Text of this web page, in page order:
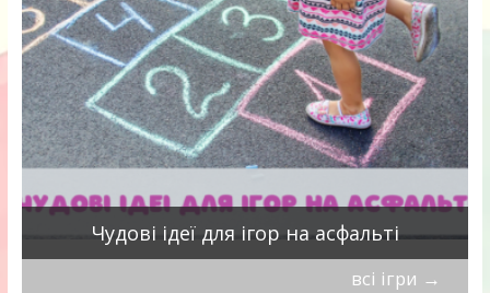
Чудові ідеї для ігор на асфальті
всі ігри →